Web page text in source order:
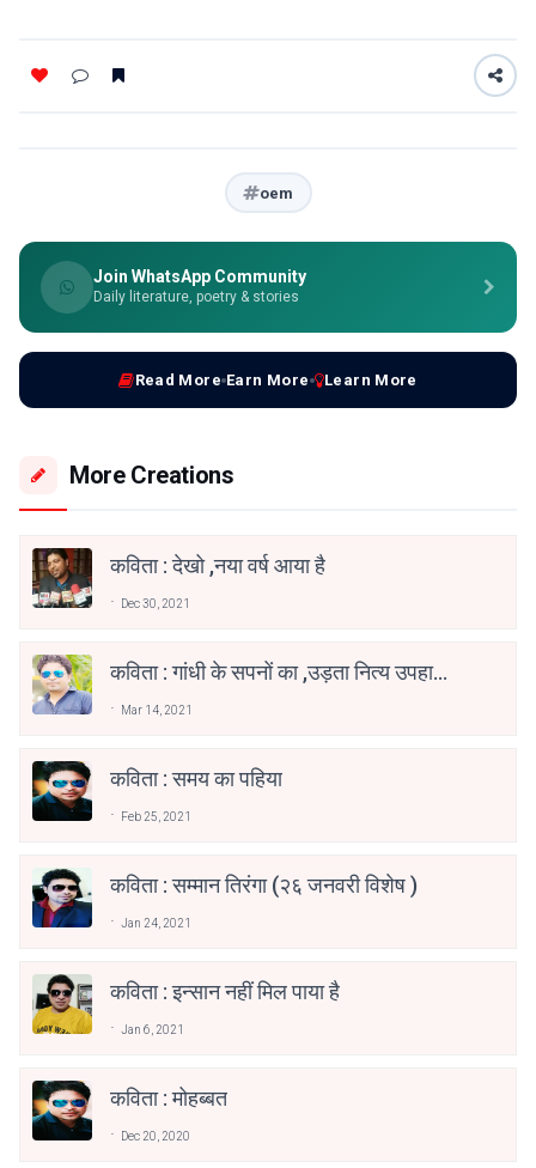
oem
Join WhatsApp Community
Daily literature, poetry & stories
Read More Earn More Learn More
More Creations
कविता : देखो ,नया वर्ष आया है
Dec 30, 2021
कविता : गांधी के सपनों का ,उड़ता नित्य उपहास
Mar 14, 2021
कविता : समय का पहिया
Feb 25, 2021
कविता : सम्मान तिरंगा (२६ जनवरी विशेष )
Jan 24, 2021
कविता : इन्सान नहीं मिल पाया है
Jan 6, 2021
कविता : मोहब्बत
Dec 20, 2020